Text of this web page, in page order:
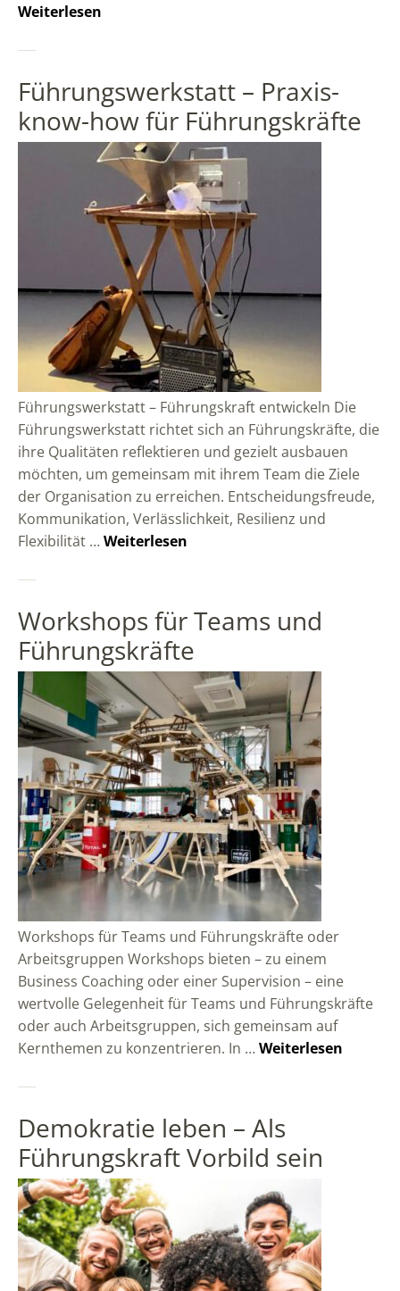
Weiterlesen
Führungswerkstatt – Praxis-
know-how für Führungskräfte
Führungswerkstatt – Führungskraft entwickeln Die
Führungswerkstatt richtet sich an Führungskräfte, die
ihre Qualitäten reflektieren und gezielt ausbauen
möchten, um gemeinsam mit ihrem Team die Ziele
der Organisation zu erreichen. Entscheidungsfreude,
Kommunikation, Verlässlichkeit, Resilienz und
Flexibilität …Weiterlesen
Workshops für Teams und
Führungskräfte
Workshops für Teams und Führungskräfte oder
Arbeitsgruppen Workshops bieten – zu einem
Business Coaching oder einer Supervision – eine
wertvolle Gelegenheit für Teams und Führungskräfte
oder auch Arbeitsgruppen, sich gemeinsam auf
Kernthemen zu konzentrieren. In …Weiterlesen
Demokratie leben – Als
Führungskraft Vorbild sein